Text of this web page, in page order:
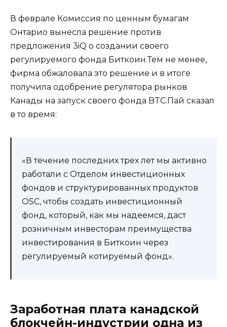
В феврале Комиссия по ценным бумагам
Онтарио вынесла решение против
предложения 3iQ о создании своего
регулируемого фонда Биткоин.Тем не менее,
фирма обжаловала это решение и в итоге
получила одобрение регулятора рынков
Канады на запуск своего фонда BTC.Пай сказал
в то время:
«В течение последних трех лет мы активно
работали с Отделом инвестиционных
фондов и структурированных продуктов
OSC, чтобы создать инвестиционный
фонд, который, как мы надеемся, даст
розничным инвесторам преимущества
инвестирования в Биткоин через
регулируемый котируемый фонд».
Заработная плата канадской
блокчейн-индустрии одна из